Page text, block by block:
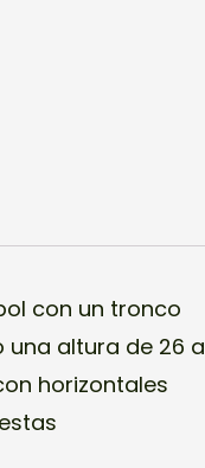
con un tronco
altura de 26 a
horizontales